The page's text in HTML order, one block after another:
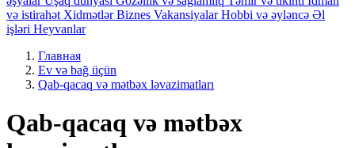
və istirahət Xidmətlər Biznes Vakansiyalar Hobbi və əyləncə Əl
işləri Heyvanlar
Главная
Ev və bağ üçün
Qab-qacaq və mətbəx ləvazimatları
Qab-qacaq və mətbəx